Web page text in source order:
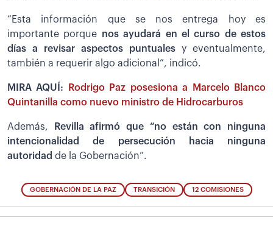
“Esta información que se nos entrega hoy es
importante porque nos ayudará en el curso de estos
días a revisar aspectos puntuales y eventualmente,
también a requerir algo adicional”, indicó.
MIRA AQUÍ:
Rodrigo Paz posesiona a Marcelo Blanco
Quintanilla como nuevo ministro de Hidrocarburos
Además, Revilla afirmó que “no están con ninguna
intencionalidad de persecución hacia ninguna
autoridad de la Gobernación”.
GOBERNACIÓN DE LA PAZ TRANSICIÓN 12 COMISIONES